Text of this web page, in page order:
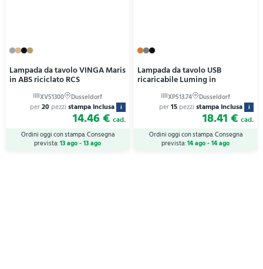
Lampada da tavolo VINGA Maris
in ABS riciclato RCS
per20 pezzi stampa inclusa i
14.46 € cad.
Ordini oggi con stampa. Consegna
prevista:13 ago - 13 ago
Lampada da tavolo USB
ricaricabile Luming in
per15 pezzi stampa inclusa i
18.41 € cad.
Ordini oggi con stampa. Consegna
prevista:14 ago - 14 ago